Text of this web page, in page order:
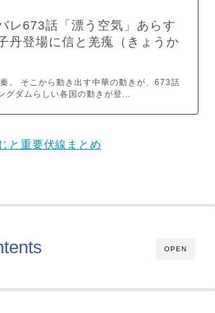
レ673話「漂う空気」あらす
丹登場に信と羌瘣（きょうか
。 そこから動き出す中華の動きが、673話
グダムらしい各国の動きが登...
と重要伏線まとめ
OPEN